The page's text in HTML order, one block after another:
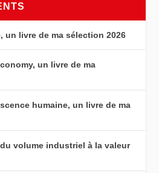
un livre de ma sélection 2026
un livre de ma
humaine, un livre de ma
volume industriel à la valeur